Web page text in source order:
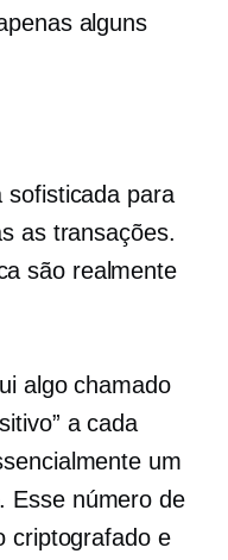
alguns
sofisticada para
as transações.
são realmente
algo chamado
a cada
um
Esse número de
criptografado e